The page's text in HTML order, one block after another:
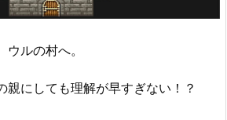
ルの村へ。
親にしても理解が早すぎない！？